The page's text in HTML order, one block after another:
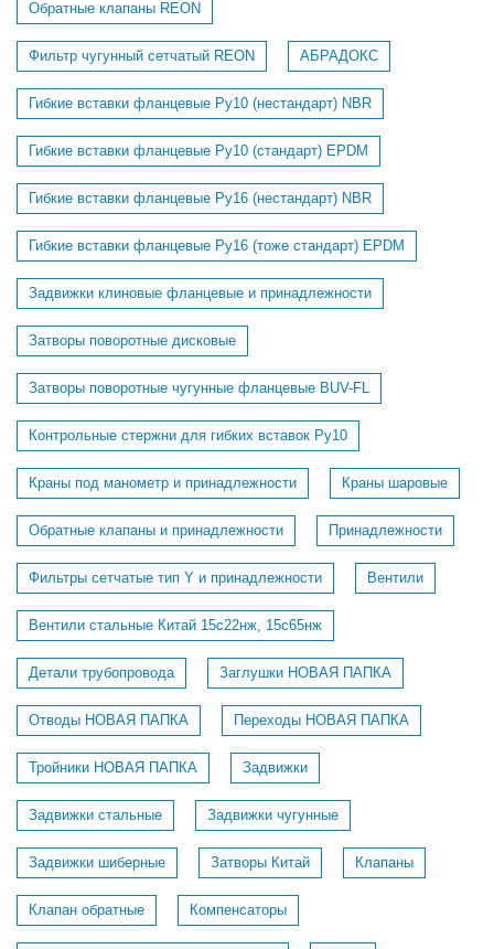
Обратные клапаны REON
Фильтр чугунный сетчатый REON АБРАДОКС
Гибкие вставки фланцевые Ру10 (нестандарт) NBR
Гибкие вставки фланцевые Ру10 (стандарт) EPDM
Гибкие вставки фланцевые Ру16 (нестандарт) NBR
Гибкие вставки фланцевые Ру16 (тоже стандарт) EPDM
Задвижки клиновые фланцевые и принадлежности
Затворы поворотные дисковые
Затворы поворотные чугунные фланцевые BUV-FL
Контрольные стержни для гибких вставок Ру10
Краны под манометр и принадлежности Краны шаровые
Обратные клапаны и принадлежности Принадлежности
Фильтры сетчатые тип Y и принадлежности Вентили
Вентили стальные Китай 15с22нж, 15с65нж
Детали трубопровода Заглушки НОВАЯ ПАПКА
Отводы НОВАЯ ПАПКА Переходы НОВАЯ ПАПКА
Тройники НОВАЯ ПАПКА Задвижки
Задвижки стальные Задвижки чугунные
Задвижки шиберные Затворы Китай Клапаны
Клапан обратные Компенсаторы